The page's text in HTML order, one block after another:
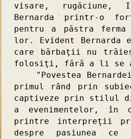
visare, rugăciune,
Bernarda printr-o
pentru a păstra
lor. Evident Bernarda
care bărbaţii nu
folosiţi, fără a li se
"Povestea
primul rând prin
captiveze prin stilul
a evenimentelor,
printre interpreţii
despre pasiunea ce